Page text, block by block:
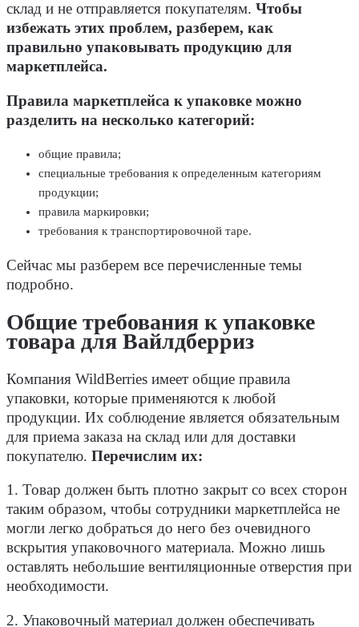
склад и не отправляется покупателям. Чтобы
избежать этих проблем, разберем, как
правильно упаковывать продукцию для
маркетплейса.
Правила маркетплейса к упаковке можно
разделить на несколько категорий:
общие правила;
специальные требования к определенным категориям
продукции;
правила маркировки;
требования к транспортировочной таре.
Сейчас мы разберем все перечисленные темы
подробно.
Общие требования к упаковке
товара для Вайлдберриз
Компания WildBerries имеет общие правила
упаковки, которые применяются к любой
продукции. Их соблюдение является обязательным
для приема заказа на склад или для доставки
покупателю. Перечислим их:
1. Товар должен быть плотно закрыт со всех сторон
таким образом, чтобы сотрудники маркетплейса не
могли легко добраться до него без очевидного
вскрытия упаковочного материала. Можно лишь
оставлять небольшие вентиляционные отверстия при
необходимости.
2. Упаковочный материал должен обеспечивать